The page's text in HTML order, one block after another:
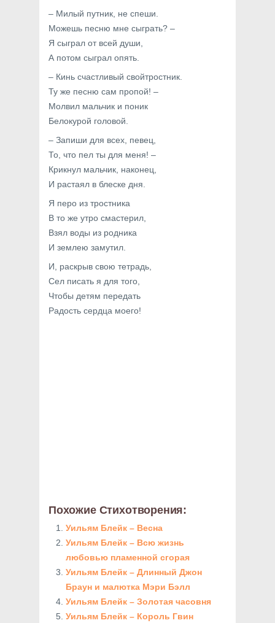
– Милый путник, не спеши.
Можешь песню мне сыграть? –
Я сыграл от всей души,
А потом сыграл опять.
– Кинь счастливый свойтростник.
Ту же песню сам пропой! –
Молвил мальчик и поник
Белокурой головой.
– Запиши для всех, певец,
То, что пел ты для меня! –
Крикнул мальчик, наконец,
И растаял в блеске дня.
Я перо из тростника
В то же утро смастерил,
Взял воды из родника
И землею замутил.
И, раскрыв свою тетрадь,
Сел писать я для того,
Чтобы детям передать
Радость сердца моего!
Похожие Стихотворения:
Уильям Блейк – Весна
Уильям Блейк – Всю жизнь
любовью пламенной сгорая
Уильям Блейк – Длинный Джон
Браун и малютка Мэри Бэлл
Уильям Блейк – Золотая часовня
Уильям Блейк – Король Гвин